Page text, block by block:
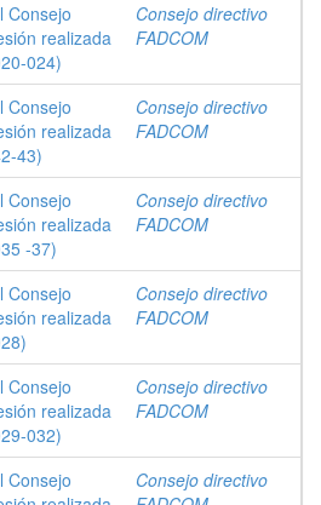
Consejo
realizada
024)
Consejo directivo
FADCOM
Consejo
realizada
43)
Consejo directivo
FADCOM
Consejo
realizada
-37)
Consejo directivo
FADCOM
Consejo
realizada
Consejo directivo
FADCOM
Consejo
realizada
032)
Consejo directivo
FADCOM
Consejo
Consejo directivo